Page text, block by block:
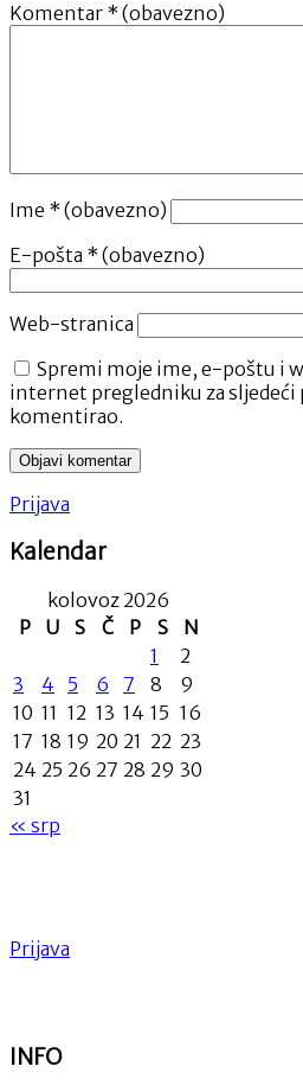
Komentar * (obavezno)
Ime * (obavezno)
E-pošta * (obavezno)
Web-stranica
Spremi moje ime, e-poštu i
internet pregledniku za sljedeći
komentirao.
Prijava
Kalendar
kolovoz 2026
P
U S Č P S
N
1
2
3
4 5 6 7 8
9
10 11 12 13 14 15 16
17 18 19 20 21 22 23
24 25 26 27 28 29 30
31
« srp
Prijava
INFO